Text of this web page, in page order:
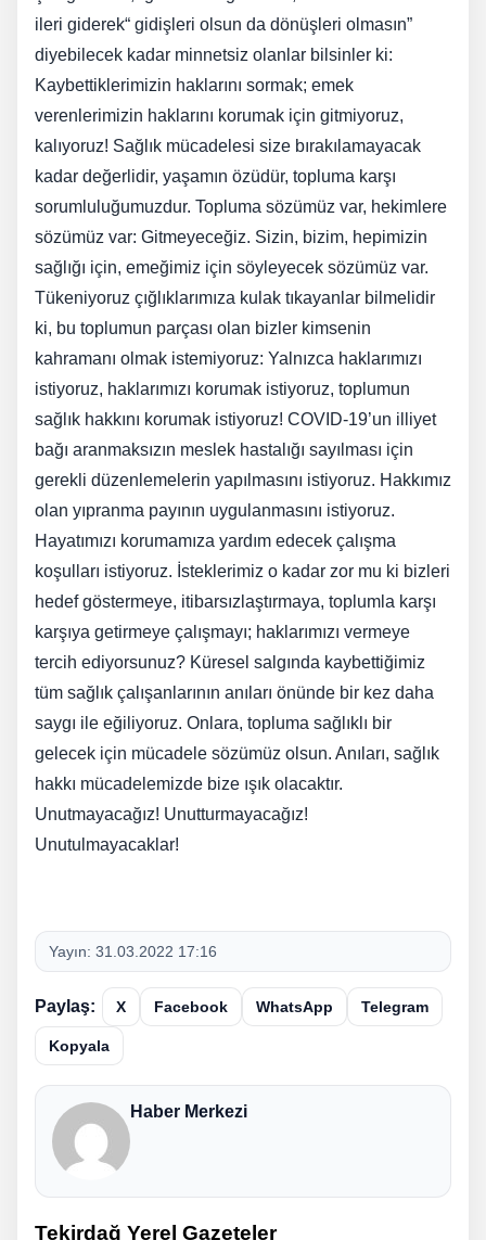
ileri giderek“ gidişleri olsun da dönüşleri olmasın”
diyebilecek kadar minnetsiz olanlar bilsinler ki:
Kaybettiklerimizin haklarını sormak; emek
verenlerimizin haklarını korumak için gitmiyoruz,
kalıyoruz! Sağlık mücadelesi size bırakılamayacak
kadar değerlidir, yaşamın özüdür, topluma karşı
sorumluluğumuzdur. Topluma sözümüz var, hekimlere
sözümüz var: Gitmeyeceğiz. Sizin, bizim, hepimizin
sağlığı için, emeğimiz için söyleyecek sözümüz var.
Tükeniyoruz çığlıklarımıza kulak tıkayanlar bilmelidir
ki, bu toplumun parçası olan bizler kimsenin
kahramanı olmak istemiyoruz: Yalnızca haklarımızı
istiyoruz, haklarımızı korumak istiyoruz, toplumun
sağlık hakkını korumak istiyoruz! COVID-19’un illiyet
bağı aranmaksızın meslek hastalığı sayılması için
gerekli düzenlemelerin yapılmasını istiyoruz. Hakkımız
olan yıpranma payının uygulanmasını istiyoruz.
Hayatımızı korumamıza yardım edecek çalışma
koşulları istiyoruz. İsteklerimiz o kadar zor mu ki bizleri
hedef göstermeye, itibarsızlaştırmaya, toplumla karşı
karşıya getirmeye çalışmayı; haklarımızı vermeye
tercih ediyorsunuz? Küresel salgında kaybettiğimiz
tüm sağlık çalışanlarının anıları önünde bir kez daha
saygı ile eğiliyoruz. Onlara, topluma sağlıklı bir
gelecek için mücadele sözümüz olsun. Anıları, sağlık
hakkı mücadelemizde bize ışık olacaktır.
Unutmayacağız! Unutturmayacağız!
Unutulmayacaklar!
Yayın: 31.03.2022 17:16
Paylaş: X Facebook WhatsApp Telegram
Kopyala
Haber Merkezi
Tekirdağ Yerel Gazeteler